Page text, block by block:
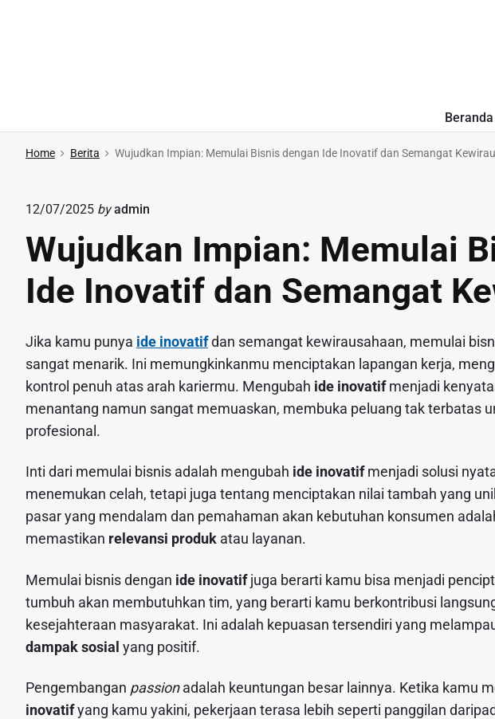
Beranda
Home Berita Wujudkan Impian: Memulai Bisnis dengan Ide Inovatif dan Semangat
12/07/2025 by admin
Wujudkan Impian: Memulai
Ide Inovatif dan Semangat
Jika kamu punya ide inovatifdan semangat kewirausahaan, memulai
sangat menarik. Ini memungkinkanmu menciptakan lapangan kerja,
kontrol penuh atas arah kariermu. Mengubah ide inovatifmenjadi
menantang namun sangat memuaskan, membuka peluang tak terbatas
profesional.
Inti dari memulai bisnis adalah mengubah ide inovatifmenjadi solusi
menemukan celah, tetapi juga tentang menciptakan nilai tambah yang
pasar yang mendalam dan pemahaman akan kebutuhan konsumen
memastikan relevansi produk atau layanan.
Memulai bisnis dengan ide inovatifjuga berarti kamu bisa menjadi
tumbuh akan membutuhkan tim, yang berarti kamu berkontribusi
kesejahteraan masyarakat. Ini adalah kepuasan tersendiri yang
dampak sosial yang positif.
Pengembangan passionadalah keuntungan besar lainnya. Ketika kamu
inovatifyang kamu yakini, pekerjaan terasa lebih seperti panggilan